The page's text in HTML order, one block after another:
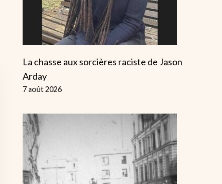
La chasse aux sorcières raciste de Jason
Arday
7 août 2026